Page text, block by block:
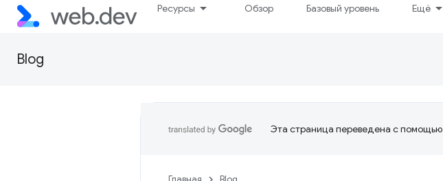
Ресурсы Обзор Базовый уровень Ещё
Blog
Эта страница переведена с помощью